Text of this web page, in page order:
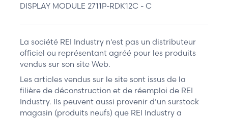
DISPLAY MODULE 2711P-RDK12C - C
La société REI Industry n'est pas un distributeur
officiel ou représentant agréé pour les produits
vendus sur son site Web.
Les articles vendus sur le site sont issus de la
filière de déconstruction et de réemploi de REI
Industry. Ils peuvent aussi provenir d’un surstock
magasin (produits neufs) que REI Industry a